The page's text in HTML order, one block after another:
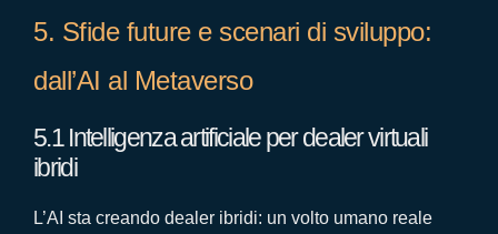
5. Sfide future e scenari di sviluppo:
dall’AI al Metaverso
5.1 Intelligenza artificiale per dealer virtuali
ibridi
L’AI sta creando dealer ibridi: un volto umano reale